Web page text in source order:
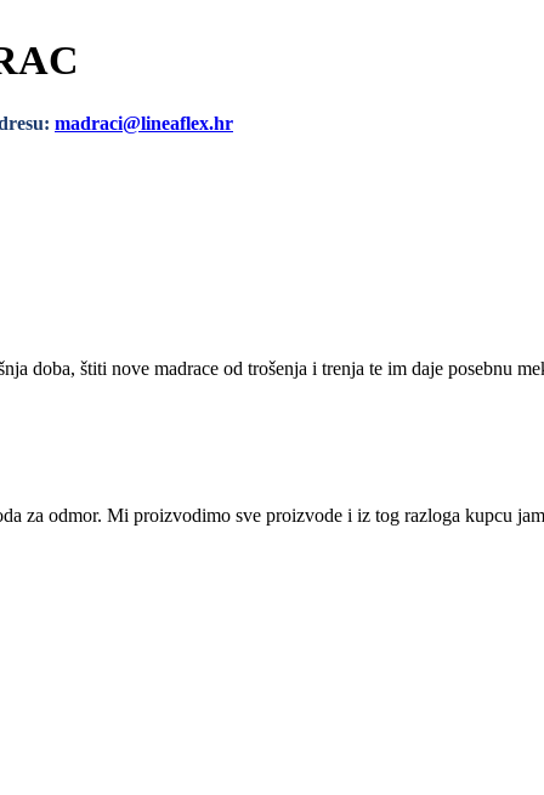
madraci@lineaflex.hr
doba, štiti nove madrace od trošenja i trenja te im daje posebnu
za odmor. Mi proizvodimo sve proizvode i iz tog razloga kupcu